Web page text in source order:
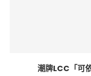
潮牌LCC「可